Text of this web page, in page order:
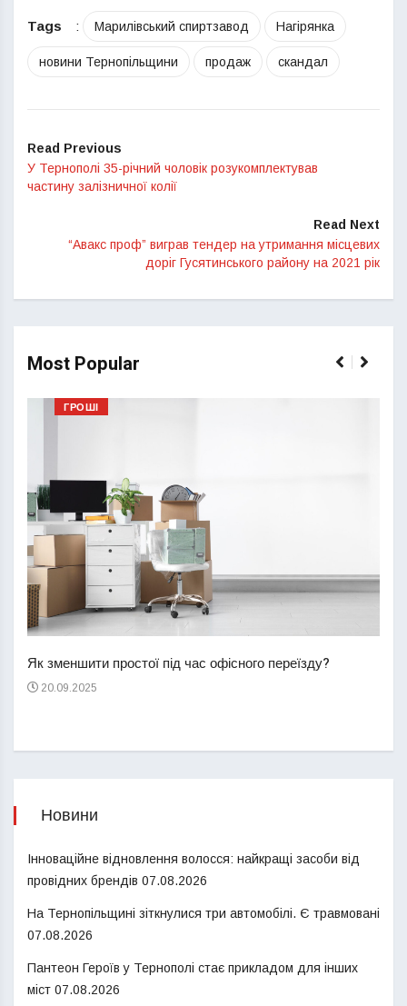
Tags : Марилівський спиртзавод Нагірянка
новини Тернопільщини продаж скандал
Read Previous
У Тернополі 35-річний чоловік розукомплектував
частину залізничної колії
Read Next
“Авакс проф” виграв тендер на утримання місцевих
доріг Гусятинського району на 2021 рік
Most Popular
ГРОШІ
Як зменшити простої під час офісного переїзду?
20.09.2025
Новини
Інноваційне відновлення волосся: найкращі засоби від
провідних брендів 07.08.2026
На Тернопільщині зіткнулися три автомобілі. Є травмовані
07.08.2026
Пантеон Героїв у Тернополі стає прикладом для інших
міст 07.08.2026